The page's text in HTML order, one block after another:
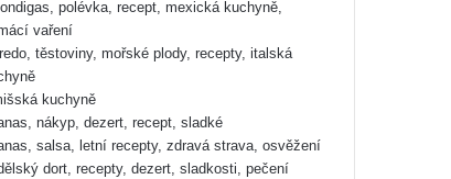
polévka, recept, mexická kuchyně,
vaření
těstoviny, mořské plody, recepty, italská
kuchyně
nákyp, dezert, recept, sladké
salsa, letní recepty, zdravá strava, osvěžení
dort, recepty, dezert, sladkosti, pečení